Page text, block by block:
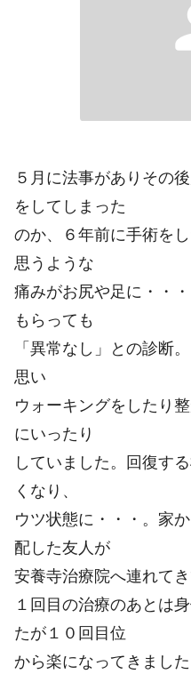
５月に法事がありその
をしてしまった
のか、６年前に手術を
思うような
痛みがお尻や足に・・
もらっても
「異常なし」との診断
思い
ウォーキングをしたり
にいったり
していました。回復す
くなり、
ウツ状態に・・・。家
配した友人が
安養寺治療院へ連れてき
１回目の治療のあとは
たが１０回目位
から楽になってきました